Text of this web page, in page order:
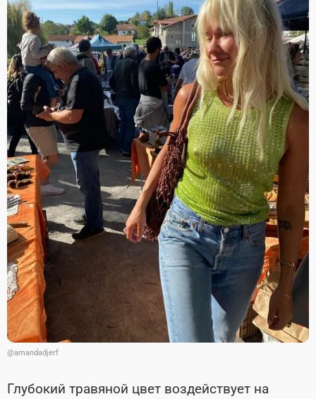
@amandadjerf
Глубокий травяной цвет воздействует на